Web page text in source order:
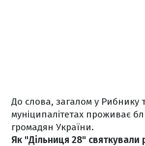
До слова, загалом у Рибнику
муніципалітетах проживає
громадян України.
Як "Дільниця 28" святкували